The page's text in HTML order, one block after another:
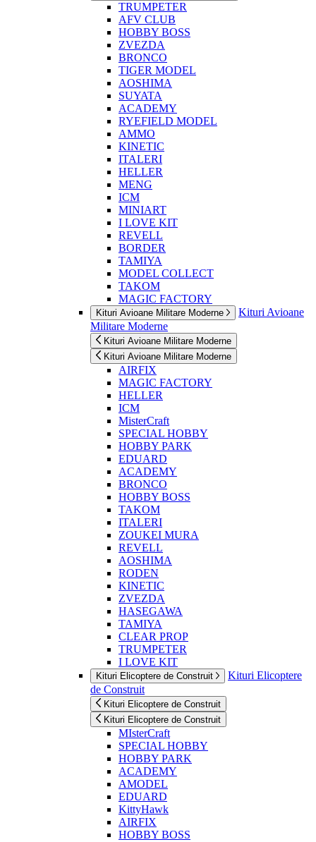
TRUMPETER
AFV CLUB
HOBBY BOSS
ZVEZDA
BRONCO
TIGER MODEL
AOSHIMA
SUYATA
ACADEMY
RYEFIELD MODEL
AMMO
KINETIC
ITALERI
HELLER
MENG
ICM
MINIART
I LOVE KIT
REVELL
BORDER
TAMIYA
MODEL COLLECT
TAKOM
MAGIC FACTORY
Kituri Avioane Militare Moderne
Kituri Avioane
Militare Moderne
Kituri Avioane Militare Moderne
Kituri Avioane Militare Moderne
AIRFIX
MAGIC FACTORY
HELLER
ICM
MisterCraft
SPECIAL HOBBY
HOBBY PARK
EDUARD
ACADEMY
BRONCO
HOBBY BOSS
TAKOM
ITALERI
ZOUKEI MURA
REVELL
AOSHIMA
RODEN
KINETIC
ZVEZDA
HASEGAWA
TAMIYA
CLEAR PROP
TRUMPETER
I LOVE KIT
Kituri Elicoptere de Construit
Kituri Elicoptere
de Construit
Kituri Elicoptere de Construit
Kituri Elicoptere de Construit
MIsterCraft
SPECIAL HOBBY
HOBBY PARK
ACADEMY
AMODEL
EDUARD
KittyHawk
AIRFIX
HOBBY BOSS